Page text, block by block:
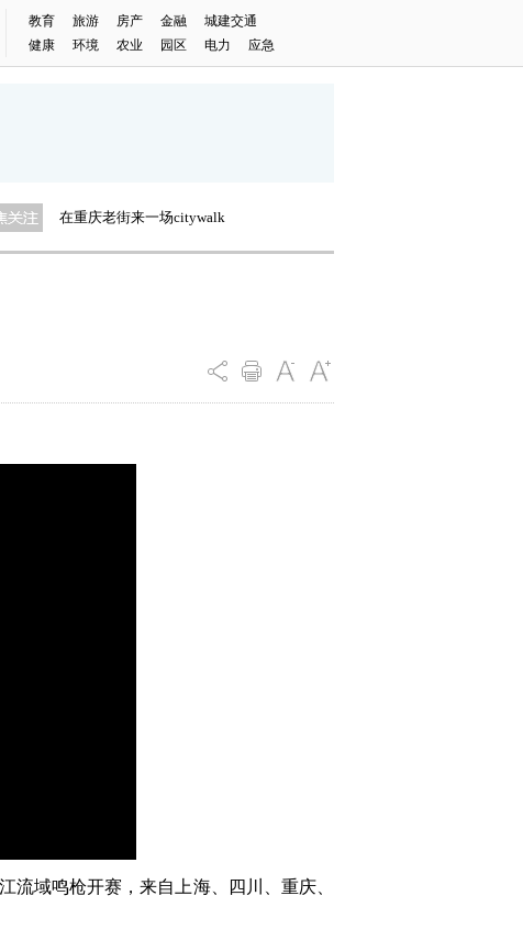
教育 旅游 房产 金融
城建交通
健康
环境 农业 园区 电力 应急
在重庆老街来一场citywalk
域鸣枪开赛，来自上海、四川、重庆、